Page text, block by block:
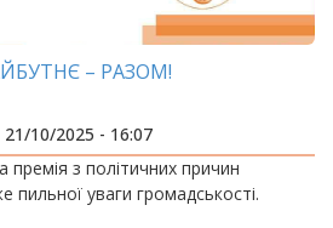
– РАЗОМ!
10/2025 - 16:07
премія з політичних причин
пильної уваги громадськості.